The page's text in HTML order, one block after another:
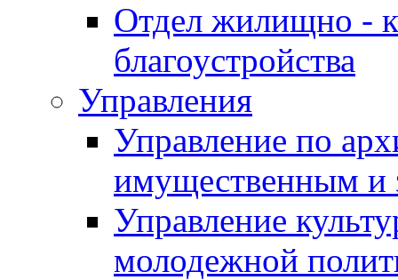
Отдел жилищно -
благоустройства
Управления
Управление по
имущественным и
Управление
молодежной